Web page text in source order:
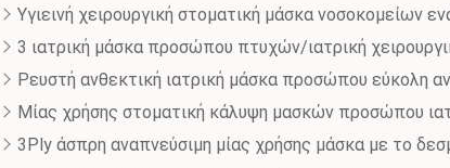
Υγιεινή χειρουργική στοματική μάσκα νοσοκομείων
3 ιατρική μάσκα προσώπου πτυχών/ιατρική
Ρευστή ανθεκτική ιατρική μάσκα προσώπου εύκολη
Μίας χρήσης στοματική κάλυψη μασκών προσώπου
3Ply άσπρη αναπνεύσιμη μίας χρήσης μάσκα με το